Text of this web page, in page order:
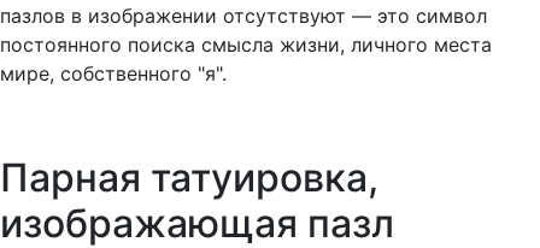
пазлов в изображении отсутствуют — это символ
постоянного поиска смысла жизни, личного места
мире, собственного "я".
Парная татуировка,
изображающая пазл